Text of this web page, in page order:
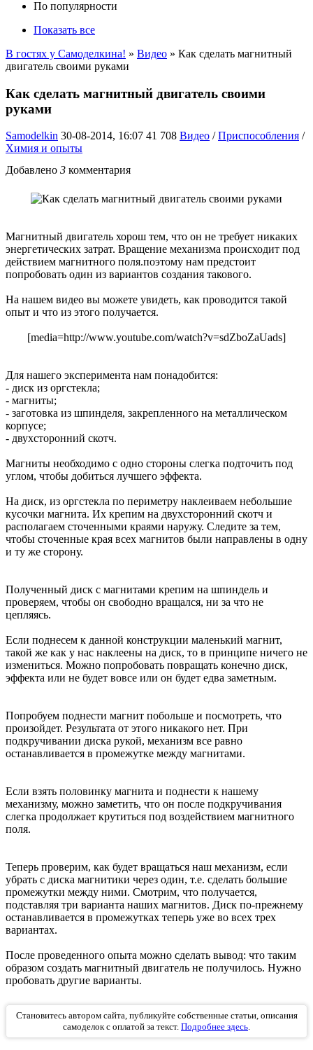
По популярности
Показать все
В гостях у Самоделкина! » Видео » Как сделать магнитный
двигатель своими руками
Как сделать магнитный двигатель своими
руками
Samodelkin 30-08-2014, 16:07 41 708 Видео /Приспособления /
Химия и опыты
Добавлено 3 комментария
Магнитный двигатель хорош тем, что он не требует никаких
энергетических затрат. Вращение механизма происходит под
действием магнитного поля.поэтому нам предстоит
попробовать один из вариантов создания такового.
На нашем видео вы можете увидеть, как проводится такой
опыт и что из этого получается.
[media=http://www.youtube.com/watch?v=sdZboZaUads]
Для нашего эксперимента нам понадобится:
- диск из оргстекла;
- магниты;
- заготовка из шпинделя, закрепленного на металлическом
корпусе;
- двухсторонний скотч.
Магниты необходимо с одно стороны слегка подточить под
углом, чтобы добиться лучшего эффекта.
На диск, из оргстекла по периметру наклеиваем небольшие
кусочки магнита. Их крепим на двухсторонний скотч и
располагаем сточенными краями наружу. Следите за тем,
чтобы сточенные края всех магнитов были направлены в одну
и ту же сторону.
Полученный диск с магнитами крепим на шпиндель и
проверяем, чтобы он свободно вращался, ни за что не
цепляясь.
Если поднесем к данной конструкции маленький магнит,
такой же как у нас наклеены на диск, то в принципе ничего не
измениться. Можно попробовать повращать конечно диск,
эффекта или не будет вовсе или он будет едва заметным.
Попробуем поднести магнит побольше и посмотреть, что
произойдет. Результата от этого никакого нет. При
подкручивании диска рукой, механизм все равно
останавливается в промежутке между магнитами.
Если взять половинку магнита и поднести к нашему
механизму, можно заметить, что он после подкручивания
слегка продолжает крутиться под воздействием магнитного
поля.
Теперь проверим, как будет вращаться наш механизм, если
убрать с диска магнитики через один, т.е. сделать большие
промежутки между ними. Смотрим, что получается,
подставляя три варианта наших магнитов. Диск по-прежнему
останавливается в промежутках теперь уже во всех трех
вариантах.
После проведенного опыта можно сделать вывод: что таким
образом создать магнитный двигатель не получилось. Нужно
пробовать другие варианты.
Становитесь автором сайта, публикуйте собственные статьи, описания
самоделок с оплатой за текст. Подробнее здесь.